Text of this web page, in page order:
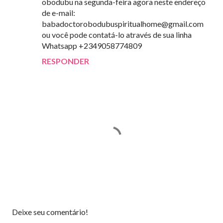
obodubu na segunda-feira agora neste endereço
de e-mail:
babadoctorobodubuspiritualhome@gmail.com
ou você pode contatá-lo através de sua linha
Whatsapp +2349058774809
RESPONDER
P
Deixe seu comentário!